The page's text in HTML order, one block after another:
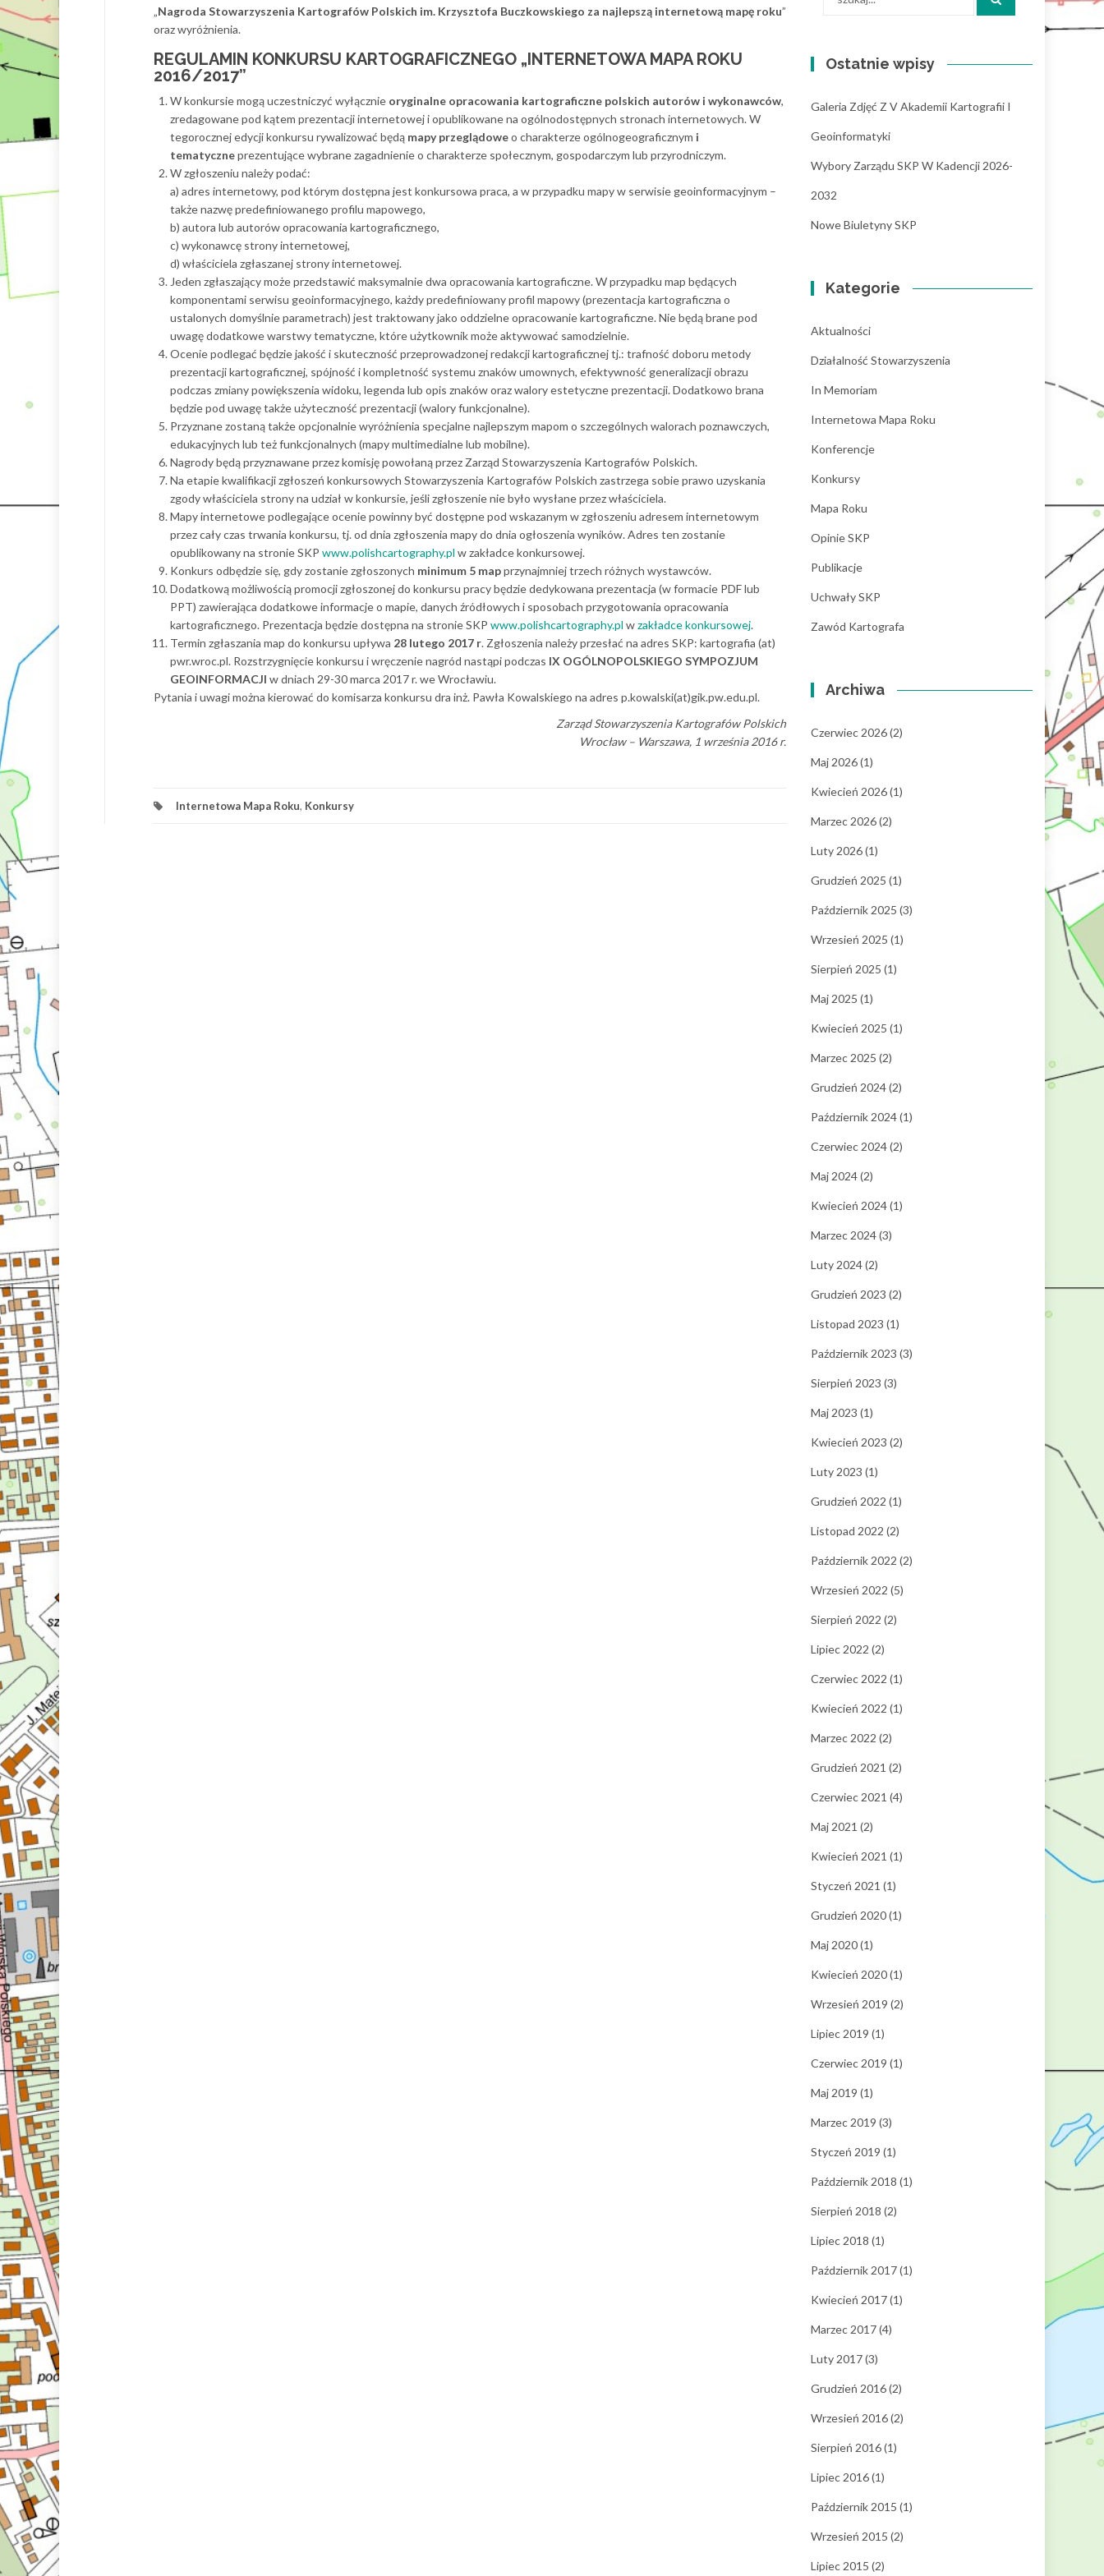
„Nagroda Stowarzyszenia Kartografów Polskich im. Krzysztofa Buczkowskiego za najlepszą internetową mapę roku”
oraz wyróżnienia.
REGULAMIN KONKURSU KARTOGRAFICZNEGO „INTERNETOWA MAPA ROKU
2016/2017”
W konkursie mogą uczestniczyć wyłącznie oryginalne opracowania kartograficzne polskich autorów i wykonawców,
zredagowane pod kątem prezentacji internetowej i opublikowane na ogólnodostępnych stronach internetowych. W
tegorocznej edycji konkursu rywalizować będą mapy przeglądoweo charakterze ogólnogeograficznym i
tematyczneprezentujące wybrane zagadnienie o charakterze społecznym, gospodarczym lub przyrodniczym.
W zgłoszeniu należy podać:
a) adres internetowy, pod którym dostępna jest konkursowa praca, a w przypadku mapy w serwisie geoinformacyjnym –
także nazwę predefiniowanego profilu mapowego,
b) autora lub autorów opracowania kartograficznego,
c) wykonawcę strony internetowej,
d) właściciela zgłaszanej strony internetowej.
Jeden zgłaszający może przedstawić maksymalnie dwa opracowania kartograficzne. W przypadku map będących
komponentami serwisu geoinformacyjnego, każdy predefiniowany profil mapowy (prezentacja kartograficzna o
ustalonych domyślnie parametrach) jest traktowany jako oddzielne opracowanie kartograficzne. Nie będą brane pod
uwagę dodatkowe warstwy tematyczne, które użytkownik może aktywować samodzielnie.
Ocenie podlegać będzie jakość i skuteczność przeprowadzonej redakcji kartograficznej tj.: trafność doboru metody
prezentacji kartograficznej, spójność i kompletność systemu znaków umownych, efektywność generalizacji obrazu
podczas zmiany powiększenia widoku, legenda lub opis znaków oraz walory estetyczne prezentacji. Dodatkowo brana
będzie pod uwagę także użyteczność prezentacji (walory funkcjonalne).
Przyznane zostaną także opcjonalnie wyróżnienia specjalne najlepszym mapom o szczególnych walorach poznawczych,
edukacyjnych lub też funkcjonalnych (mapy multimedialne lub mobilne).
Nagrody będą przyznawane przez komisję powołaną przez Zarząd Stowarzyszenia Kartografów Polskich.
Na etapie kwalifikacji zgłoszeń konkursowych Stowarzyszenia Kartografów Polskich zastrzega sobie prawo uzyskania
zgody właściciela strony na udział w konkursie, jeśli zgłoszenie nie było wysłane przez właściciela.
Mapy internetowe podlegające ocenie powinny być dostępne pod wskazanym w zgłoszeniu adresem internetowym
przez cały czas trwania konkursu, tj. od dnia zgłoszenia mapy do dnia ogłoszenia wyników. Adres ten zostanie
opublikowany na stronie SKP www.polishcartography.pl w zakładce konkursowej.
Konkurs odbędzie się, gdy zostanie zgłoszonych minimum 5 mapprzynajmniej trzech różnych wystawców.
Dodatkową możliwością promocji zgłoszonej do konkursu pracy będzie dedykowana prezentacja (w formacie PDF lub
PPT) zawierająca dodatkowe informacje o mapie, danych źródłowych i sposobach przygotowania opracowania
kartograficznego. Prezentacja będzie dostępna na stronie SKP www.polishcartography.pl wzakładce konkursowej.
Termin zgłaszania map do konkursu upływa 28 lutego 2017 r. Zgłoszenia należy przesłać na adres SKP: kartografia (at)
pwr.wroc.pl. Rozstrzygnięcie konkursu i wręczenie nagród nastąpi podczas IX OGÓLNOPOLSKIEGO SYMPOZJUM
GEOINFORMACJI w dniach 29-30 marca 2017 r. we Wrocławiu.
Pytania i uwagi można kierować do komisarza konkursu dra inż. Pawła Kowalskiego na adres p.kowalski(at)gik.pw.edu.pl.
Zarząd Stowarzyszenia Kartografów Polskich
Wrocław – Warszawa, 1 września 2016 r.
Internetowa Mapa Roku, Konkursy
Ostatnie wpisy
Galeria Zdjęć Z V Akademii Kartografii I
Geoinformatyki
Wybory Zarządu SKP W Kadencji 2026-
2032
Nowe Biuletyny SKP
Kategorie
Aktualności
Działalność Stowarzyszenia
In Memoriam
Internetowa Mapa Roku
Konferencje
Konkursy
Mapa Roku
Opinie SKP
Publikacje
Uchwały SKP
Zawód Kartografa
Archiwa
Czerwiec 2026(2)
Maj 2026(1)
Kwiecień 2026(1)
Marzec 2026(2)
Luty 2026(1)
Grudzień 2025 (1)
Październik 2025 (3)
Wrzesień 2025 (1)
Sierpień 2025 (1)
Maj 2025 (1)
Kwiecień 2025 (1)
Marzec 2025 (2)
Grudzień 2024(2)
Październik 2024(1)
Czerwiec 2024(2)
Maj 2024(2)
Kwiecień 2024(1)
Marzec 2024(3)
Luty 2024(2)
Grudzień 2023 (2)
Listopad 2023 (1)
Październik 2023 (3)
Sierpień 2023 (3)
Maj 2023 (1)
Kwiecień 2023 (2)
Luty 2023 (1)
Grudzień 2022 (1)
Listopad 2022 (2)
Październik 2022 (2)
Wrzesień 2022 (5)
Sierpień 2022 (2)
Lipiec 2022 (2)
Czerwiec 2022 (1)
Kwiecień 2022 (1)
Marzec 2022 (2)
Grudzień 2021 (2)
Czerwiec 2021 (4)
Maj 2021 (2)
Kwiecień 2021 (1)
Styczeń 2021 (1)
Grudzień 2020(1)
Maj 2020(1)
Kwiecień 2020(1)
Wrzesień 2019 (2)
Lipiec 2019 (1)
Czerwiec 2019 (1)
Maj 2019 (1)
Marzec 2019 (3)
Styczeń 2019 (1)
Październik 2018 (1)
Sierpień 2018 (2)
Lipiec 2018 (1)
Październik 2017(1)
Kwiecień 2017(1)
Marzec 2017(4)
Luty 2017(3)
Grudzień 2016(2)
Wrzesień 2016(2)
Sierpień 2016(1)
Lipiec 2016(1)
Październik 2015 (1)
Wrzesień 2015 (2)
Lipiec 2015 (2)